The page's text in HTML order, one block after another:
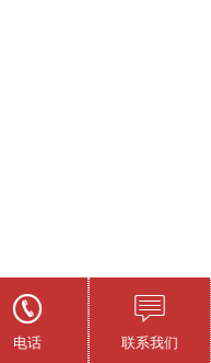

电话

联系我们